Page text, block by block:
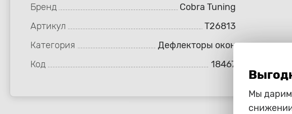
Бренд
Cobra Tuning
Артикул
T26813
Категория
Дефлекторы окон
Код
18467
Мы